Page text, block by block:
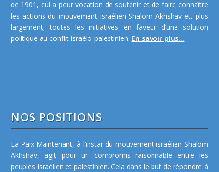
de 1901, qui a pour vocation de soutenir et de faire connaître
les actions du mouvement israélien Shalom Akhshav et, plus
largement, toutes les initiatives en faveur d’une solution
politique au conflit israélo-palestinien. En savoir plus...
NOS POSITIONS
La Paix Maintenant, à l’instar du mouvement israélien Shalom
Akhshav, agit pour un compromis raisonnable entre les
peuples israélien et palestinien. Cela dans le but de répondre à